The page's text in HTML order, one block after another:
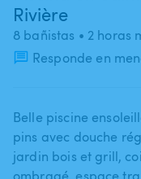
Rivière
8 bañistas • 2 horas
Responde en
Belle piscine
pins avec douche
jardin bois et grill​,​